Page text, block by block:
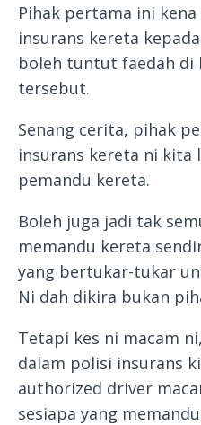
Pihak pertama ini
insurans kereta
boleh tuntut faedah di
tersebut.
Senang cerita, pihak
insurans kereta ni kita
pemandu kereta.
Boleh juga jadi tak
memandu kereta
yang bertukar-tukar
Ni dah dikira bukan
Tetapi kes ni macam
dalam polisi insurans
authorized driver
sesiapa yang